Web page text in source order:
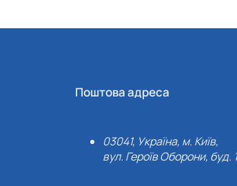
Поштова адреса
03041, Україна, м. Київ,
вул. Героїв Оборони, буд.